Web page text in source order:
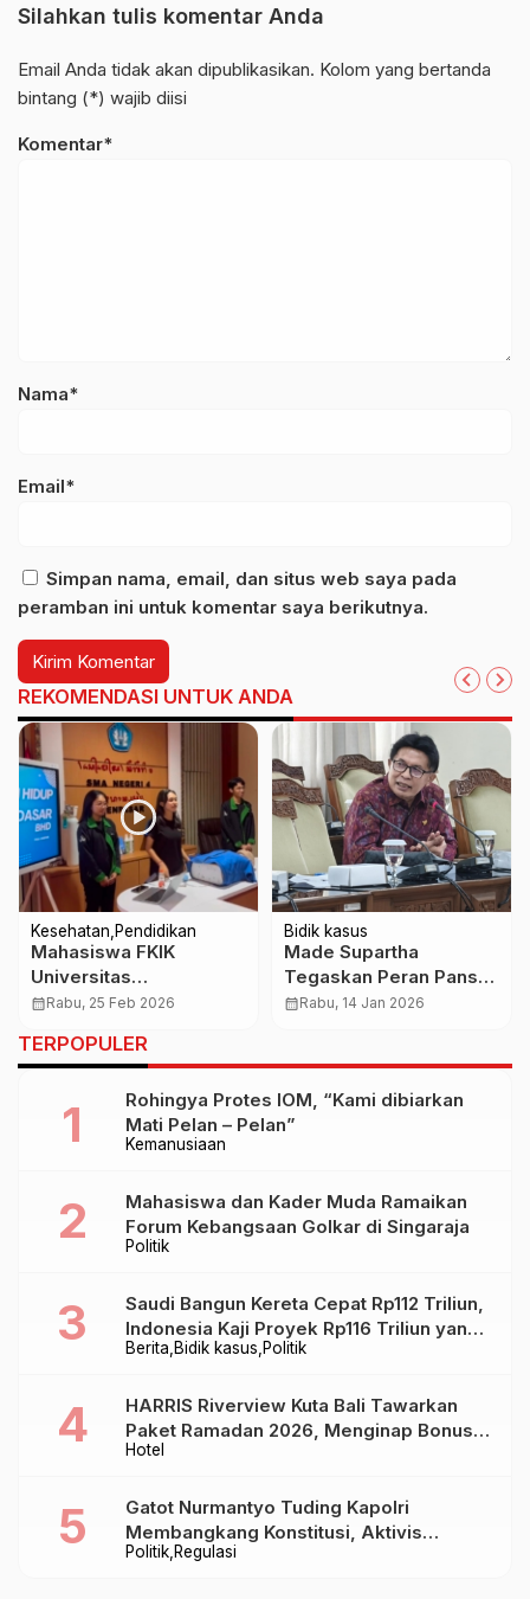
Silahkan tulis komentar Anda
Email Anda tidak akan dipublikasikan. Kolom yang bertanda
bintang (*) wajib diisi
Komentar*
Nama*
Email*
Simpan nama, email, dan situs web saya pada
peramban ini untuk komentar saya berikutnya.
REKOMENDASI UNTUK ANDA
Kesehatan Pendidikan
Mahasiswa FKIK
Universitas
Warmadewa Latih
Denpasar Kuasai
Bantuan Hidup Dasar
calendar_monthRabu, 25 Feb 2026
Bidik kasus
Made Supartha
Tegaskan Peran Pansus
TRAP dalam
Pembangunan di Bali
calendar_monthRabu, 14 Jan 2026
TERPOPULER
Kemanusiaan
Rohingya Protes IOM, “Kami dibiarkan
Mati Pelan – Pelan”
Politik
Mahasiswa dan Kader Muda Ramaikan
Forum Kebangsaan Golkar di Singaraja
Berita Bidik kasus Politik
Saudi Bangun Kereta Cepat Rp112 Triliun,
Indonesia Kaji Proyek Rp116 Triliun yang
Baru Sampai Bandung
Hotel
HARRIS Riverview Kuta Bali Tawarkan
Paket Ramadan 2026, Menginap Bonus
Takjil hingga Bukber Mulai Rp88.888
Politik Regulasi
Gatot Nurmantyo Tuding Kapolri
Membangkang Konstitusi, Aktivis
Tegaskan Polri Tak Punya Sejarah